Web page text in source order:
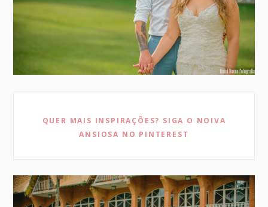
QUER MAIS INSPIRAÇÕES? SIGA O NOIVA
ANSIOSA NO PINTEREST